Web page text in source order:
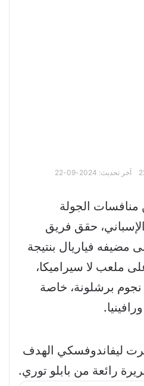
آخر تحديث: 2024-09-22
الجولة
حقق فريق
مضيفه فياريال بنتيجة
على ملعب لا سيراميكا،
نجوم برشلونة، خاصة
ليفاندوفسكي الهدف
رائعة من بابلو توري.